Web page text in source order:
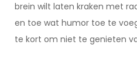
brein wilt laten kraken met
en toe wat humor toe te
te kort om niet te genieten